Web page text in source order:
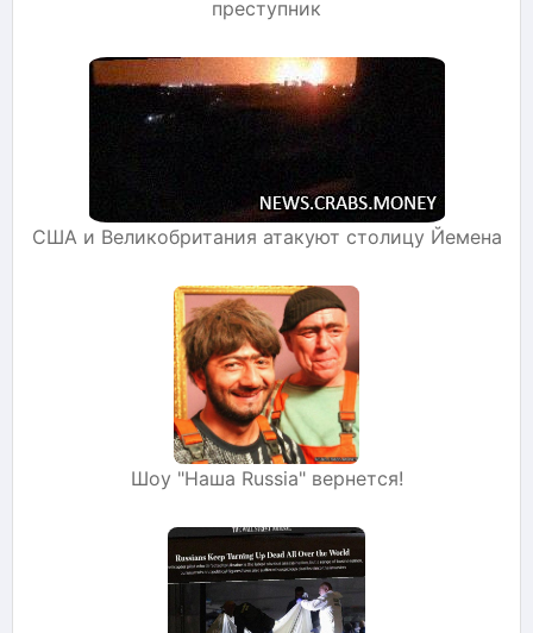
преступник
США и Великобритания атакуют столицу Йемена
Шоу "Наша Russia" вернется!